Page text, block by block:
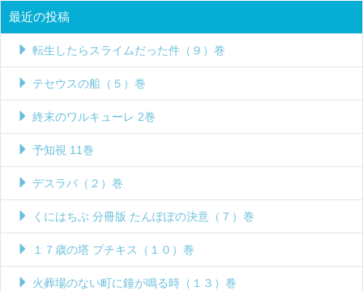
最近の投稿
転生したらスライムだった件（９）巻
テセウスの船（５）巻
終末のワルキューレ 2巻
予知視 11巻
デスラバ（２）巻
くにはちぶ 分冊版 たんぽぽの決意（７）巻
１７歳の塔 プチキス（１０）巻
火葬場のない町に鐘が鳴る時（１３）巻